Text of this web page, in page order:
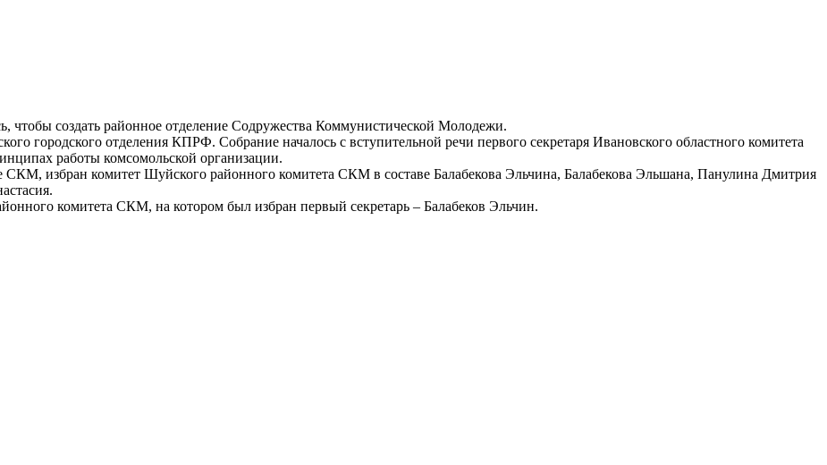
чтобы создать районное отделение Содружества Коммунистической Молодежи.
городского отделения КПРФ. Собрание началось с вступительной речи первого секретаря Ивановского областного комитета
работы комсомольской организации.
избран комитет Шуйского районного комитета СКМ в составе Балабекова Эльчина, Балабекова Эльшана, Панулина Дмитрия
комитета СКМ, на котором был избран первый секретарь – Балабеков Эльчин.